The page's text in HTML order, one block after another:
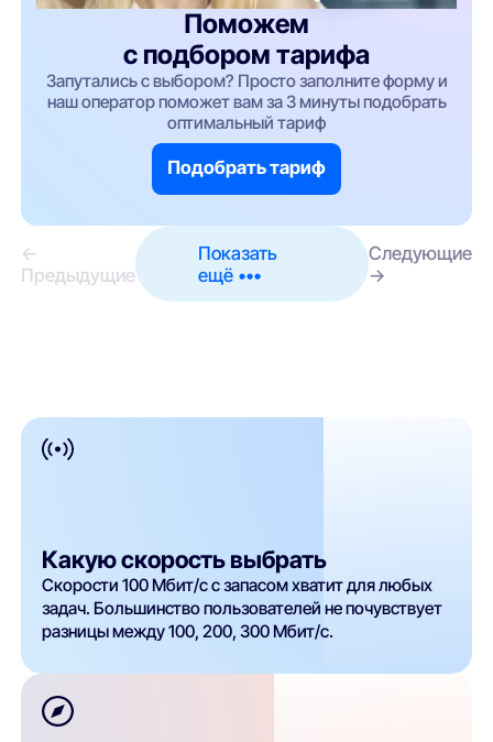
Поможем
с подбором тарифа
Запутались с выбором? Просто заполните форму и
наш оператор поможет вам за 3 минуты подобрать
оптимальный тариф
Подобрать тариф
←
Предыдущие
Показать
ещё •••
Следующие
→
Какую скорость выбрать
Скорости 100 Мбит/с с запасом хватит для любых
задач. Большинство пользователей не почувствует
разницы между 100, 200, 300 Мбит/с.